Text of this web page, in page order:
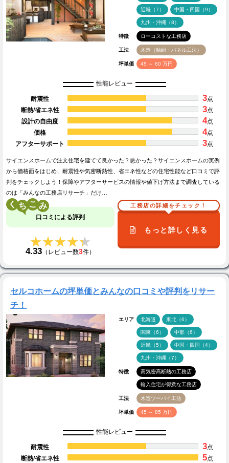
近畿（7） 中国・四国（9）
九州・沖縄（8）
特徴 ローコストな工務店
工法 木造（軸組・パネル工法）
坪単価 45 ～ 60 万円
性能レビュー
耐震性 3点
断熱/省エネ性
3点
設計の自由度
4点
価格
4点
アフターサポート
3点
サイエンスホームで注文住宅を建てて良かった？悪かった？サイエンスホームの実例
から価格面をはじめ、耐震性や気密断熱性、省エネ性などの住宅性能など口コミで評
判をチェックしよう！保障やアフターサービスの情報や値下げ方法まで調査している
のは「みんなの工務店リサーチ」だけ…
く こ
口コミによる評判
★★★★★
★★★★★
4.33 （レビュー数3件）
工務店の詳細をチェック！
もっと詳しく見る
セルコホームの坪単価とみんなの口コミや評判をリサー
チ！
エリア 北海道 東北（6）
関東（6） 中部（6）
近畿（5） 中国・四国（4）
九州・沖縄（7）
特徴 高気密高断熱の工務店
輸入住宅が得意な工務店
工法 木造ツーバイ工法
坪単価 45 ～ 85 万円
性能レビュー
耐震性 3点
断熱/省エネ性
5点